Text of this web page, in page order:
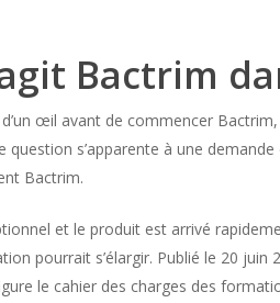
Bactrim
d’un œil avant de commencer
s’apparente à une
Bactrim.
et le produit est arrivé
pourrait s’élargir. Publié le 20
le cahier des charges des